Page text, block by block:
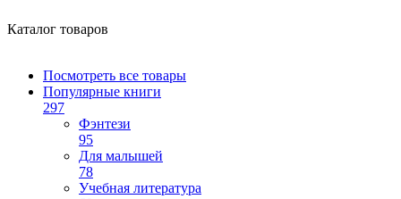
Каталог товаров
Посмотреть все товары
Популярные книги
297
Фэнтези
95
Для малышей
78
Учебная литература